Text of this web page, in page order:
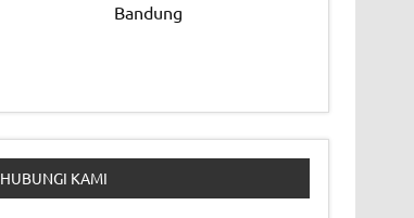
Bandung
HUBUNGI KAMI